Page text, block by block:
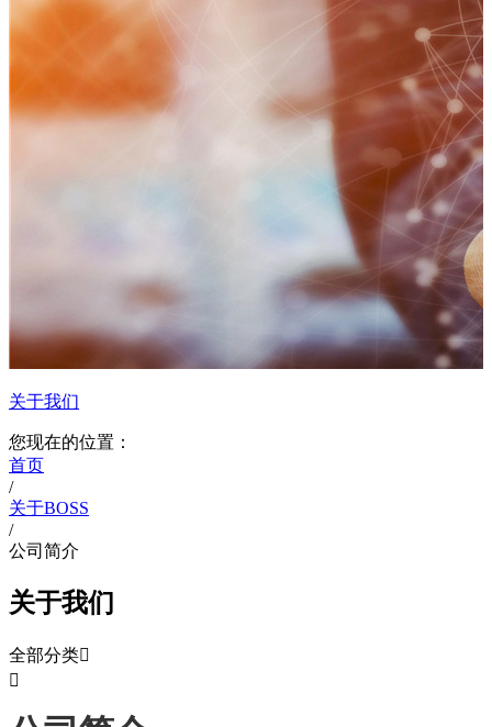
关于我们
您现在的位置：
首页
/
关于BOSS
/
公司简介
关于我们
全部分类
